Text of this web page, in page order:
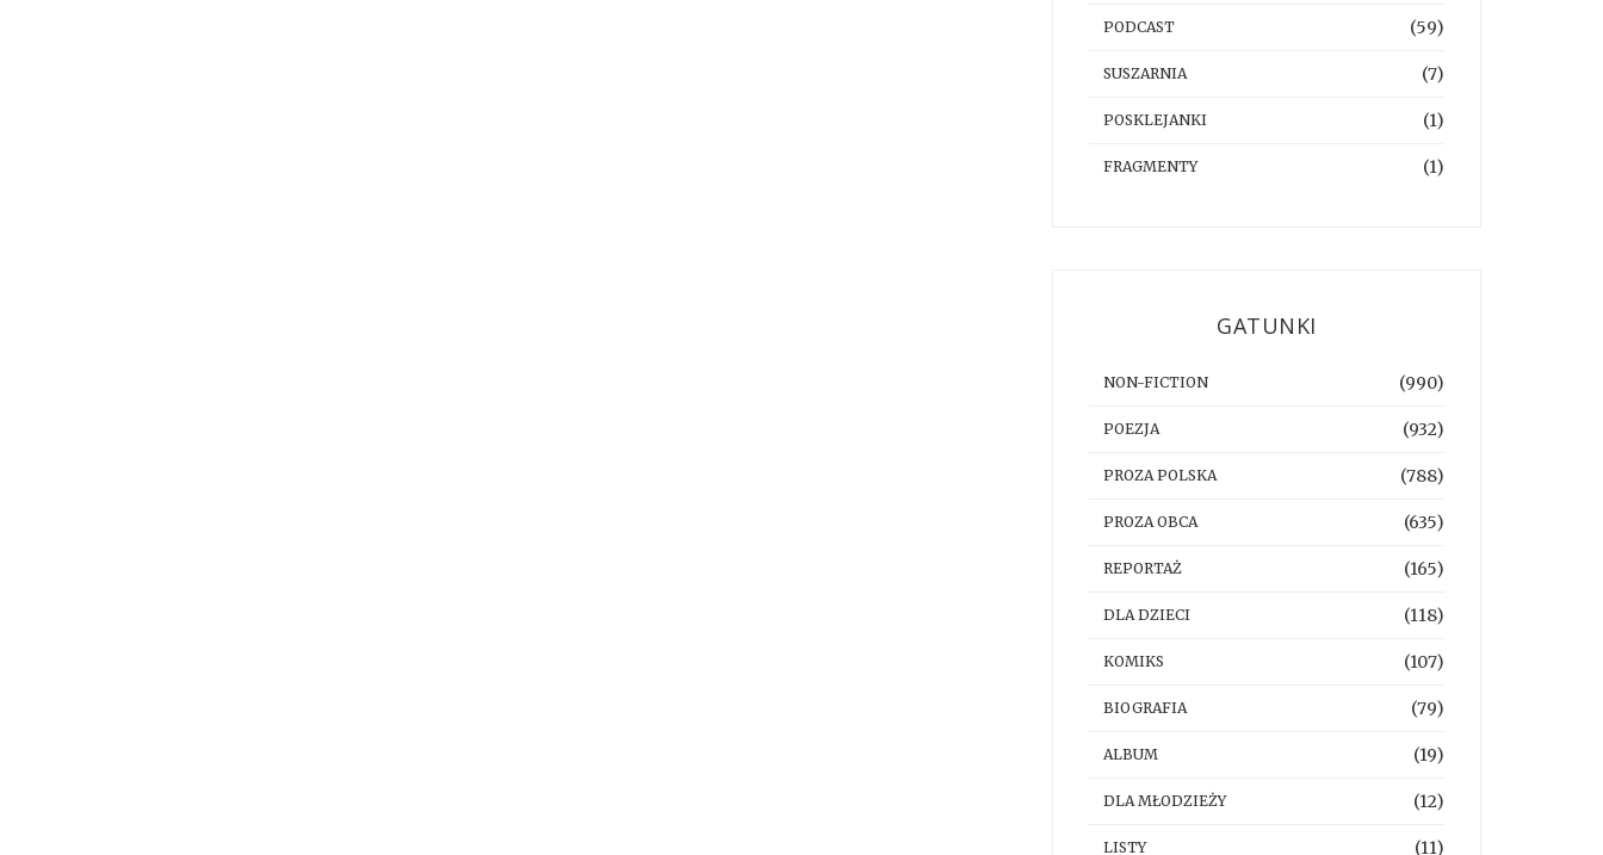
PODCAST (59)
SUSZARNIA (7)
POSKLEJANKI (1)
FRAGMENTY (1)
GATUNKI
NON-FICTION (990)
POEZJA (932)
PROZA POLSKA (788)
PROZA OBCA (635)
REPORTAŻ (165)
DLA DZIECI (118)
KOMIKS (107)
BIOGRAFIA (79)
ALBUM (19)
DLA MŁODZIEŻY (12)
LISTY (11)